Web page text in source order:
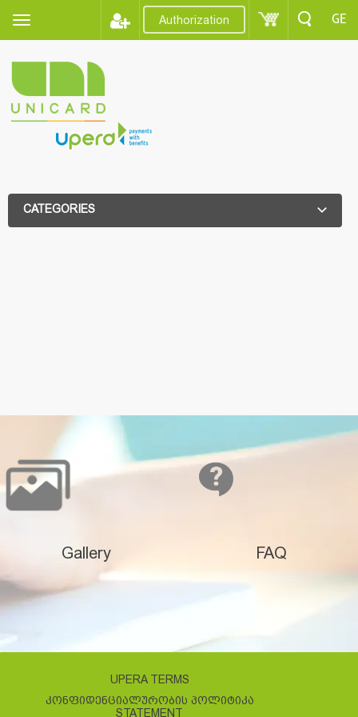
Authorization GE
CATEGORIES
Gallery FAQ
UPERA TERMS
ᲙᲝᲜᲤᲘᲓᲔᲜᲪᲘᲐᲚᲣᲠᲝᲑᲘᲡ ᲞᲝᲚᲘᲢᲘᲙᲐ
STATEMENT